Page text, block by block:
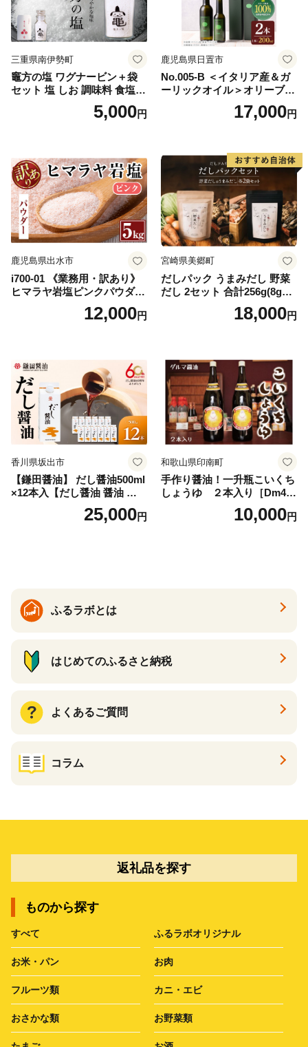
三重県南伊勢町
竈方の塩 ワグナービン＋袋
セット 塩 しお 調味料 食塩
天然 ミネラル 調味料 ソルト
salt 料理 味付 おにぎり 三重
5,000円
鹿児島県日置市
No.005-B ＜イタリア産＆ガ
ーリックオイル＞オリーブオ
イルセット(200ml×2本) 日置
市 特産品 調味料 油 エキスト
ブ】
17,000円
鹿児島県出水市
i700-01 《業務用・訳あり》
ヒマラヤ岩塩ピンクパウダー
タイプ(5kg) 岩塩 塩 調味料
しお 保存料不使用 天然 パウ
ティースマイル】
12,000円
宮崎県美郷町
だしパック うまみだし 野菜
だし 2セット 合計256g(8g×8
パック×2種×2セット) [岡田商
店 宮崎県 美郷町 31ac0069]
18,000円
香川県坂出市
【鎌田醤油】 だし醤油500ml
×12本入【だし醤油 醤油 人気
おすすめ 人気だし醤油 出汁
25,000円
和歌山県印南町
手作り醤油！一升瓶こいくち
しょうゆ ２本入り［Dm4］
｜手作り 醤油 和歌山県 印南
町 一升瓶 こいくちしょうゆ
10,000円
ふるラボとは
はじめてのふるさと納税
よくあるご質問
コラム
返礼品を探す
ものから探す
すべて ふるラボオリジナル
お米・パン お肉
フルーツ類 カニ・エビ
おさかな類 お野菜類